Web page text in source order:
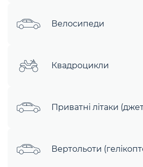
Велосипеди
Квадроцикли
Приватні літаки
Вертольоти